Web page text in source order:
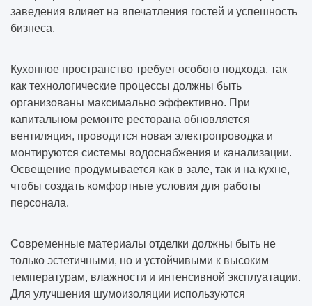
заведения влияет на впечатления гостей и успешность
бизнеса.
Кухонное пространство требует особого подхода, так
как технологические процессы должны быть
организованы максимально эффективно. При
капитальном ремонте ресторана обновляется
вентиляция, проводится новая электропроводка и
монтируются системы водоснабжения и канализации.
Освещение продумывается как в зале, так и на кухне,
чтобы создать комфортные условия для работы
персонала.
Современные материалы отделки должны быть не
только эстетичными, но и устойчивыми к высоким
температурам, влажности и интенсивной эксплуатации.
Для улучшения шумоизоляции используются